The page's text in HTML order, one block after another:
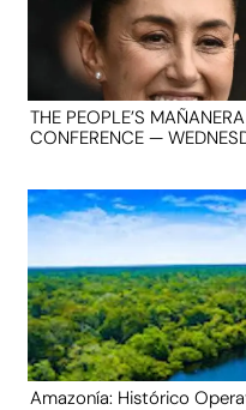
THE PEOPLE’S
CONFERENCE —
Amazonía: Histórico